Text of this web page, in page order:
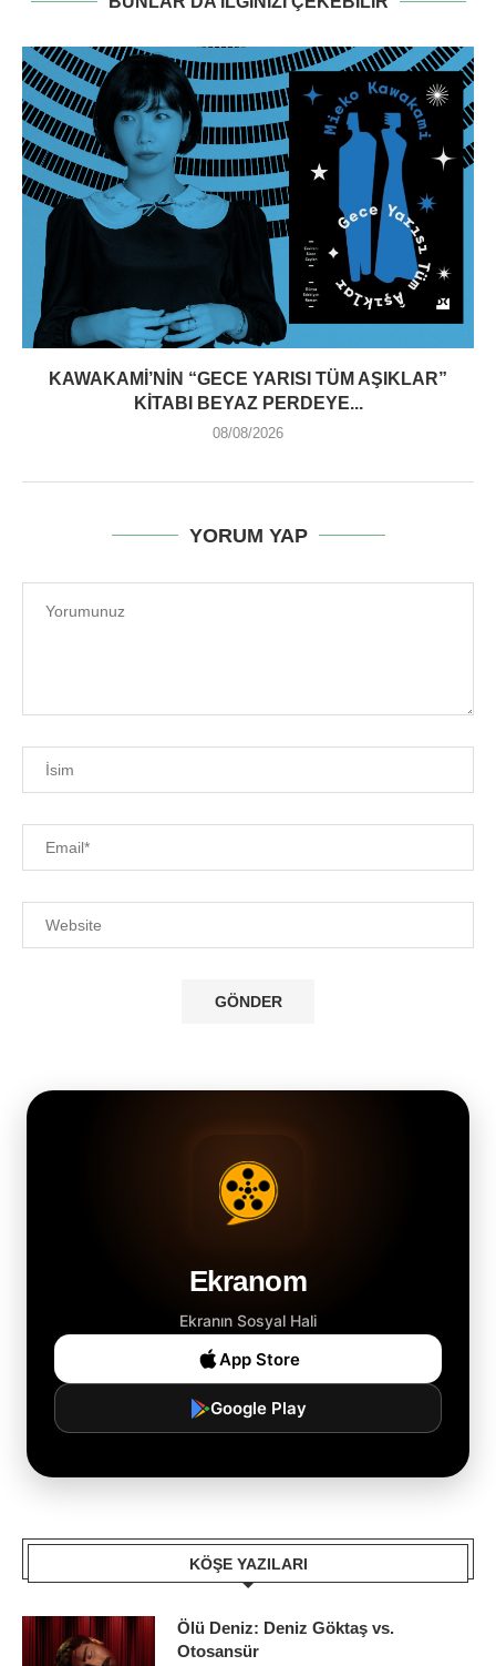
KAWAKAMI’NIN “GECE YARISI TÜM AŞIKLAR”
KITABI BEYAZ PERDEYE...
08/08/2026
YORUM YAP
Ekranom
Ekranın Sosyal Hali
App Store
Google Play
KÖŞE YAZILARI
Ölü Deniz: Deniz Göktaş vs.
Otosansür